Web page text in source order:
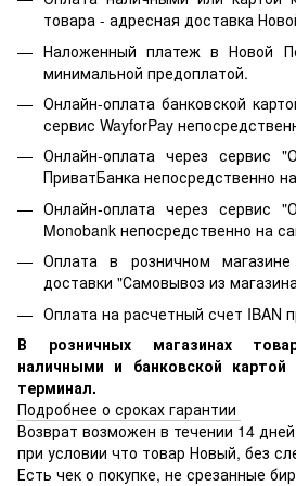
товара - адресная доставка
Наложенный платеж в Новой
минимальной предоплатой.
Онлайн-оплата банковской
сервис WayforPay
Онлайн-оплата через сервис
ПриватБанка непосредственно
Онлайн-оплата через сервис
Monobank непосредственно на
Оплата в розничном
доставки "Самовывоз из
Оплата на расчетный счет IBAN
В розничных магазинах
наличными и банковской картой
терминал.
Подробнее о сроках гарантии
Возврат возможен в течении 14
при условии что товар Новый, без
Есть чек о покупке, не срезанные